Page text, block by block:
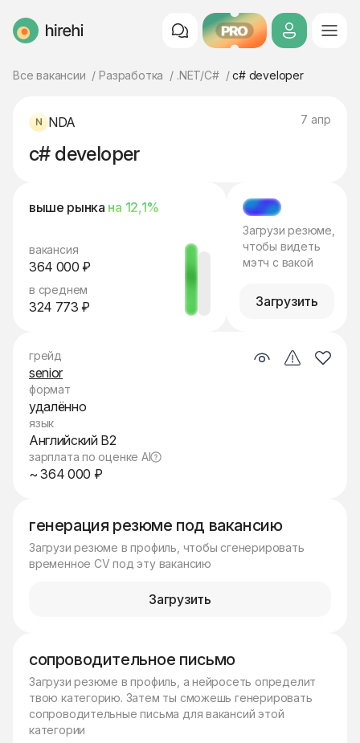
HireHi PRO
Все вакансии Разработка .NET/C# c# developer
NDA 7 апр
c# developer
выше рынка на 12,1%
вакансия
364 000 ₽
в среднем
324 773 ₽
МЭТЧ
Загрузи резюме,
чтобы видеть
мэтч с вакой
Загрузить
генерация резюме под вакансию
Загрузи резюме в профиль, чтобы сгенерировать
временное CV под эту вакансию
Загрузить
сопроводительное письмо
Загрузи резюме в профиль, а нейросеть определит
твою категорию. Затем ты сможешь генерировать
сопроводительные письма для вакансий этой
категории
грейд
senior
формат
удалённо
язык
Английский B2
зарплата по оценке AI
~ 364 000 ₽